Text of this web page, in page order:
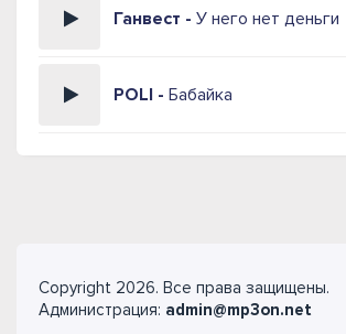
Ганвест - У него нет деньги
POLI - Бабайка
Copyright 2026. Все права защищены.
Администрация: admin@mp3on.net